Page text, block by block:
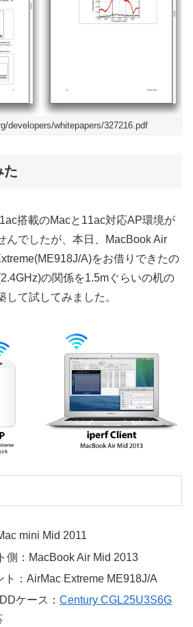
developers/whitepapers/327216.pdf
た
搭載のMacと11ac対応AP環境が
んでしたが、本日、MacBook Air
A)をお借りできたの
の関係を1.5mぐらいの机の
して試してみました。
mini Mid 2011
側：MacBook Air Mid 2013
ト：AirMac Extreme ME918J/A
ケース：Century CGL25U3S6G